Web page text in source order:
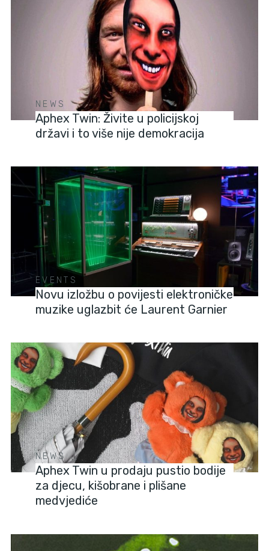
NEWS
Aphex Twin: Živite u policijskoj
državi i to više nije demokracija
EVENTS
Novu izložbu o povijesti elektroničke
muzike uglazbit će Laurent Garnier
NEWS
Aphex Twin u prodaju pustio bodije
za djecu, kišobrane i plišane
medvjediće